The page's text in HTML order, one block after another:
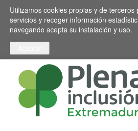
Pasar al contenido principal
Toggle high contrast
Utilizamos cookies propias y de
servicios y recoger información
navegando acepta su instalación y uso.